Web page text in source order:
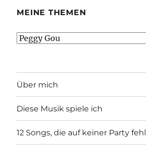
MEINE THEMEN
Meine
Über mich
Diese Musik spiele ich
12 Songs, die auf keiner Party